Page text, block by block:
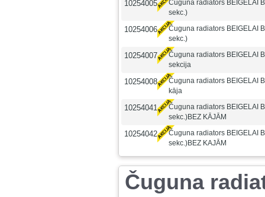
10254005
Čuguna radiators BEIGELAI
sekc.)
10254006
Čuguna radiators BEIGELAI
sekc.)
10254007
Čuguna radiators BEIGELAI
sekcija
10254008
Čuguna radiators BEIGELAI
kāja
10254041
Čuguna radiators BEIGELAI
sekc.)BEZ KĀJĀM
10254042
Čuguna radiators BEIGELAI
sekc.)BEZ KAJĀM
Čuguna